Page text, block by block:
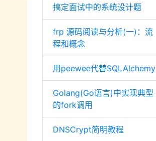
搞定面试中的系统设计题
frp 源码阅读与分析(一)：流
程和概念
用peewee代替SQLAlchemy
Golang(Go语言)中实现典型
的fork调用
DNSCrypt简明教程